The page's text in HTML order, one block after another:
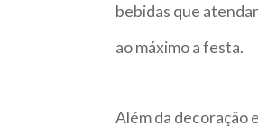
bebidas que
ao máximo a festa.
Além da decoração